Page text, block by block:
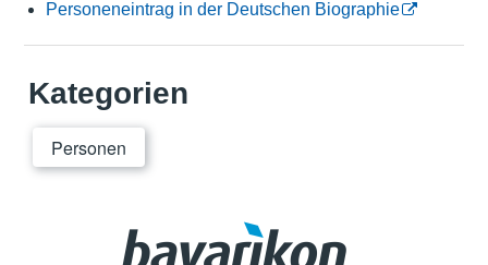
Personeneintrag in der Deutschen Biographie
Kategorien
Personen